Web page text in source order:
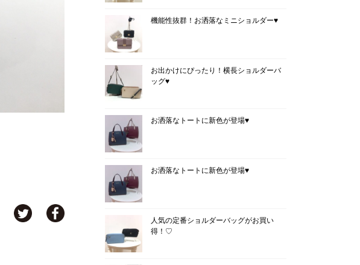
機能性抜群！お洒落なミニショルダー♥
お出かけにぴったり！横長ショルダーバ
ッグ♥
お洒落なトートに新色が登場♥
お洒落なトートに新色が登場♥
人気の定番ショルダーバッグがお買い
得！♡